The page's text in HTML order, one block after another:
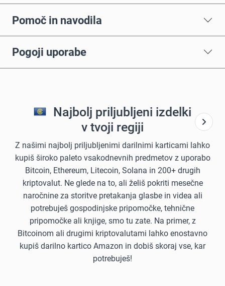
Pomoč in navodila
Pogoji uporabe
Najbolj priljubljeni izdelki
v tvoji regiji
Z našimi najbolj priljubljenimi darilnimi karticami lahko
kupiš široko paleto vsakodnevnih predmetov z uporabo
Bitcoin, Ethereum, Litecoin, Solana in 200+ drugih
kriptovalut. Ne glede na to, ali želiš pokriti mesečne
naročnine za storitve pretakanja glasbe in videa ali
potrebuješ gospodinjske pripomočke, tehnične
pripomočke ali knjige, smo tu zate. Na primer, z
Bitcoinom ali drugimi kriptovalutami lahko enostavno
kupiš darilno kartico Amazon in dobiš skoraj vse, kar
potrebuješ!